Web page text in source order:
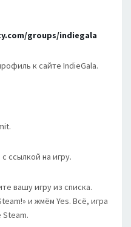
groups/indiegala
к сайте IndieGala.
ссылкой на игру.
вашу игру из списка.
и жмём Yes. Всё, игра